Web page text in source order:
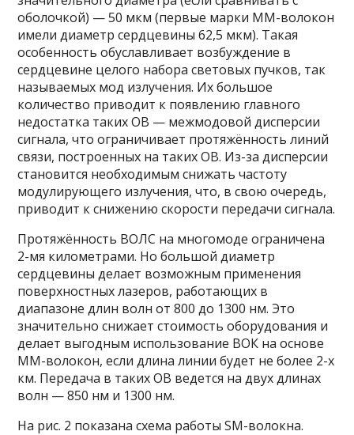
оболочкой) — 50 мкм (первые марки MM-волокон
имели диаметр сердцевины 62,5 мкм). Такая
особенность обуславливает возбуждение в
сердцевине целого набора световых пучков, так
называемых мод излучения. Их большое
количество приводит к появлению главного
недостатка таких ОВ — межмодовой дисперсии
сигнала, что ограничивает протяжённость линий
связи, построенных на таких ОВ. Из-за дисперсии
становится необходимым снижать частоту
модулирующего излучения, что, в свою очередь,
приводит к снижению скорости передачи сигнала.
Протяжённость ВОЛС на многомоде ограничена
2-мя километрами. Но большой диаметр
сердцевины делает возможным применения
поверхностных лазеров, работающих в
диапазоне длин волн от 800 до 1300 нм. Это
значительно снижает стоимость оборудования и
делает выгодным использование ВОК на основе
ММ-волокон, если длина линии будет не более 2-х
км. Передача в таких ОВ ведется на двух длинах
волн — 850 нм и 1300 нм.
На рис. 2 показана схема работы SM-волокна.